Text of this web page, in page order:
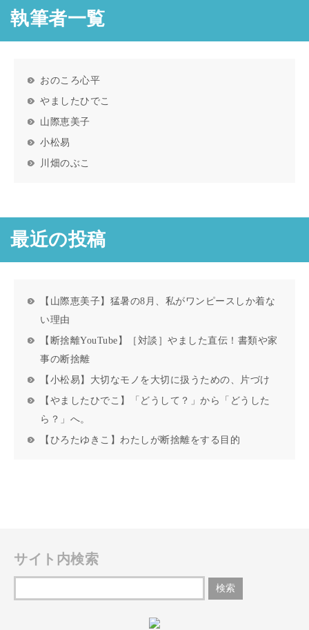
執筆者一覧
おのころ心平
やましたひでこ
山際恵美子
小松易
川畑のぶこ
最近の投稿
【山際恵美子】猛暑の8月、私がワンピースしか着な
い理由
【断捨離YouTube】［対談］やました直伝！書類や家
事の断捨離
【小松易】大切なモノを大切に扱うための、片づけ
【やましたひでこ】「どうして？」から「どうした
ら？」へ。
【ひろたゆきこ】わたしが断捨離をする目的
サイト内検索